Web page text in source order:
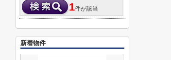
1件が該当
新着物件